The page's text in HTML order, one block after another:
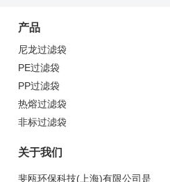
产品
尼龙过滤袋
PE过滤袋
PP过滤袋
热熔过滤袋
非标过滤袋
关于我们
斐瓯环保科技(上海)有限公司是